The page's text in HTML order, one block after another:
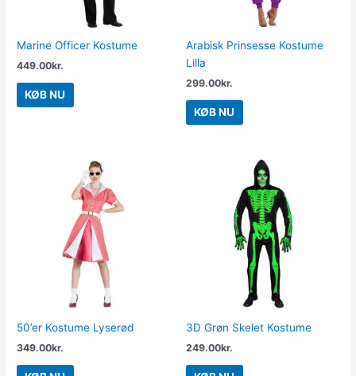
Marine Officer Kostume
449.00kr.
KØB NU
Arabisk Prinsesse Kostume
Lilla
299.00kr.
KØB NU
50’er Kostume Lyserød
349.00kr.
3D Grøn Skelet Kostume
249.00kr.